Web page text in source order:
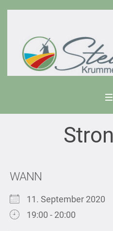
WANN
11. September 2020
19:00 - 20:00